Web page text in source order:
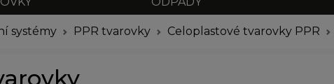
systémy PPR tvarovky Celoplastové tvarovky PPR